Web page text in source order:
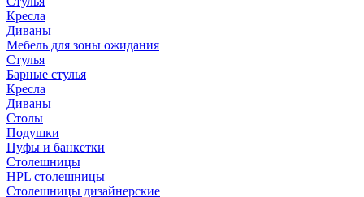
Кресла
Диваны
Мебель для зоны ожидания
Стулья
Барные стулья
Кресла
Диваны
Столы
Подушки
Пуфы и банкетки
Столешницы
HPL столешницы
Столешницы дизайнерские